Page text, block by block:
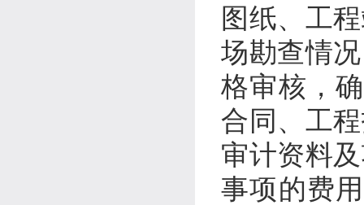
图纸、工
场勘查情
格审核，
合同、工
审计资料
事项的费